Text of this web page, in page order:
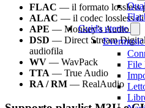
Guida utente
Evermusic
File
FLAC — il formato lossless
ALAC — il codec lossless
APE — Monkey’s Audio
DSD — Direct Stream
audiofila
WV — WavPack
TTA — True Audio
RA / RM — RealAudio